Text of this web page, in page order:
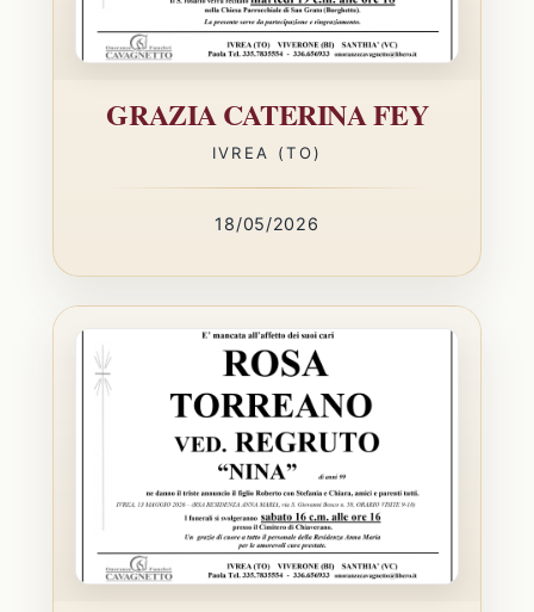
GRAZIA CATERINA FEY
IVREA (TO)
18/05/2026